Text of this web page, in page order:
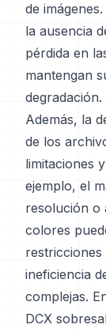
de
la ausencia
pérdida en
mantengan
degradación.
Además, la
de los
limitaciones
ejemplo, el
resolución o
colores
ineficiencia
complejas.
DCX